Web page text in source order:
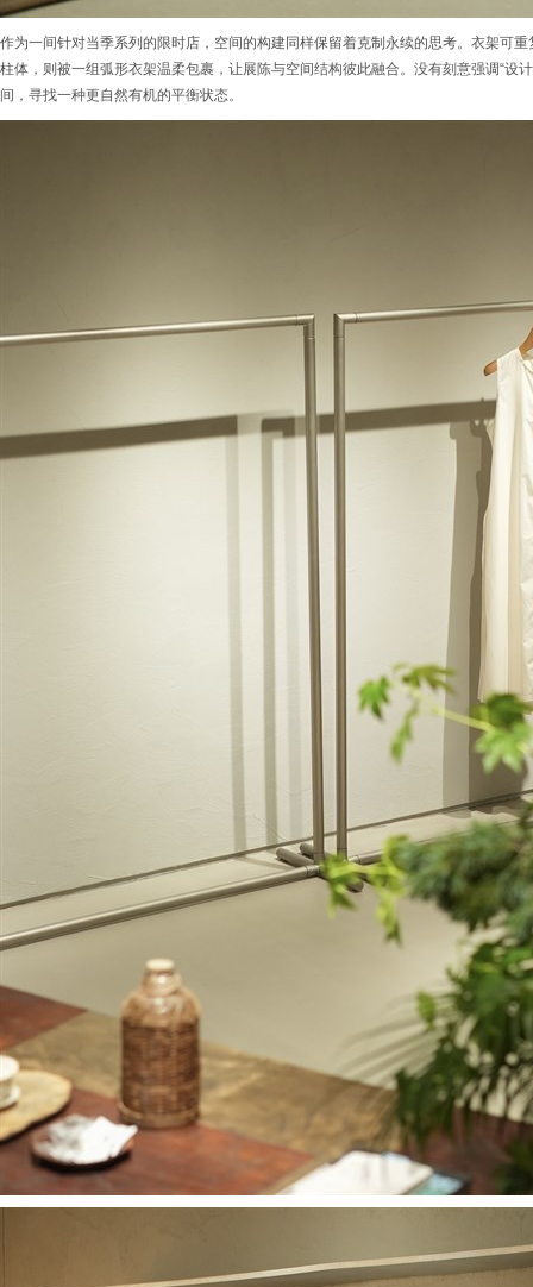
作为一间针对当季系列的限时店，空间的构建同样保留着克制永续的思考。衣架可
柱体，则被一组弧形衣架温柔包裹，让展陈与空间结构彼此融合。没有刻意强调“设
间，寻找一种更自然有机的平衡状态。